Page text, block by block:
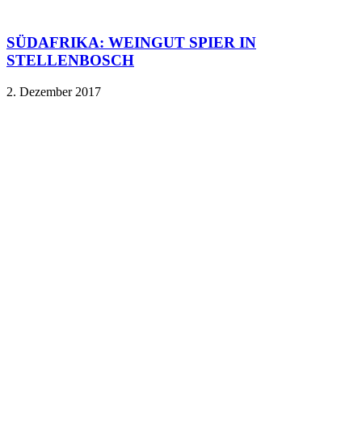
SÜDAFRIKA: WEINGUT SPIER IN
STELLENBOSCH
2. Dezember 2017